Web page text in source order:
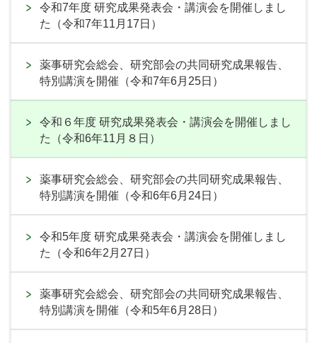
令和7年度 研究成果発表会・講演会を開催しまし
た（令和7年11月17日）
薬事研究会総会、研究部会の共同研究成果報告、
特別講演を開催（令和7年6月25日）
令和６年度 研究成果発表会・講演会を開催しまし
た（令和6年11月８日）
薬事研究会総会、研究部会の共同研究成果報告、
特別講演を開催（令和6年6月24日）
令和5年度 研究成果発表会・講演会を開催しまし
た（令和6年2月27日）
薬事研究会総会、研究部会の共同研究成果報告、
特別講演を開催（令和5年6月28日）